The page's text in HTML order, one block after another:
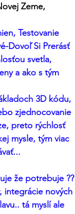
Zeme,
Testovanie
Dovoľ Si Prerásť
svetla,
a ako s tým
3D kódu,
zjednocovanie
preto rýchlosť
mysle, tým viac
že potrebuje ??
integrácie nových
tá myslí ale